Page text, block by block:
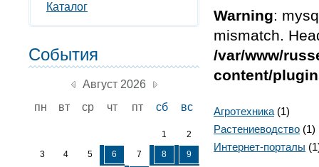
Warning:
mismatch.
/var/www/
content/
Агротехника (1)
Растениеводство (1)
Интернет-порталы
Каталог
События
Август 2026
пн
вт ср чт пт сб вс
1
2
3
4 5 6 7 8 9